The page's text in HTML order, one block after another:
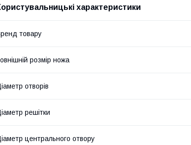
характеристики
товару
розмір ножа
отворів
решітки
центрального отвору